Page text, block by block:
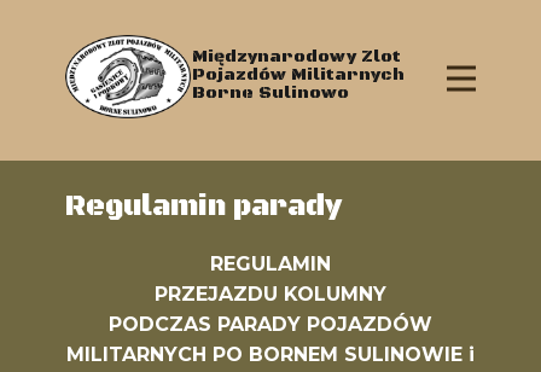
Międzynarodowy Zlot
Pojazdów Militarnych
Borne Sulinowo
Główna
Regulamin parady
REGULAMIN
PRZEJAZDU KOLUMNY
PODCZAS PARADY POJAZDÓW
MILITARNYCH PO BORNEM SULINOWIE i